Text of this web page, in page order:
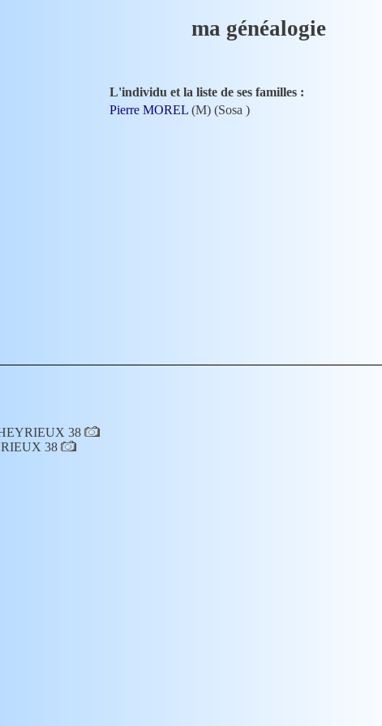
ma généalogie
L'individu et la liste de ses familles :
Pierre MOREL (M) (Sosa )
38
38